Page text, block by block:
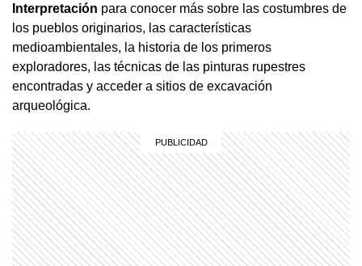
Interpretación para conocer más sobre las costumbres de
los pueblos originarios, las características
medioambientales, la historia de los primeros
exploradores, las técnicas de las pinturas rupestres
encontradas y acceder a sitios de excavación
arqueológica.